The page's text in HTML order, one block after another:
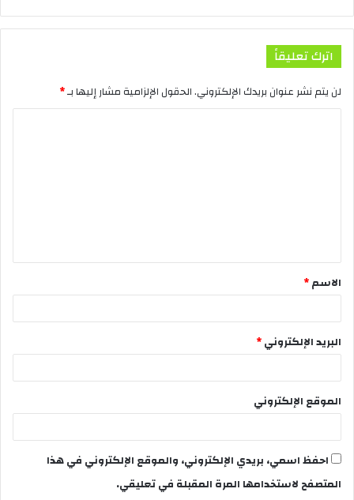
اترك تعليقاً
لن يتم نشر عنوان بريدك الإلكتروني.الحقول الإلزامية مشار إليها بـ*
الاسم*
البريد الإلكتروني*
الموقع الإلكتروني
احفظ اسمي، بريدي الإلكتروني، والموقع الإلكتروني في هذا
المتصفح لاستخدامها المرة المقبلة في تعليقي.